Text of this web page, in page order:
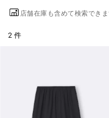
店舗在庫も含めて検索でき
2 件